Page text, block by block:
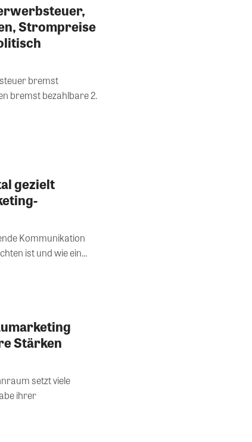
Strompreise
bremst
bremst bezahlbare 2.
gezielt
Kommunikation
ist und wie ein...
Stärken
setzt viele
ihrer